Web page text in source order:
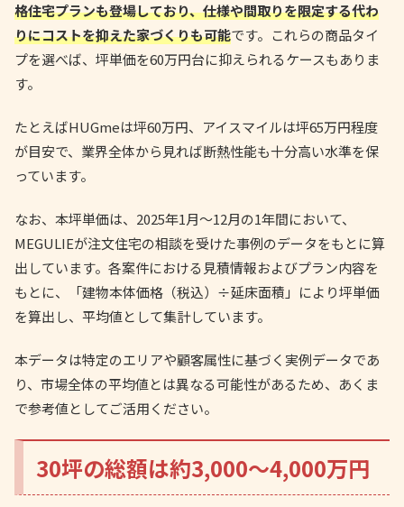
格住宅プランも登場しており、仕様や間取りを限定する代わ
りにコストを抑えた家づくりも可能です。これらの商品タイ
プを選べば、坪単価を60万円台に抑えられるケースもありま
す。
たとえばHUGmeは坪60万円、アイスマイルは坪65万円程度
が目安で、業界全体から見れば断熱性能も十分高い水準を保
っています。
なお、本坪単価は、2025年1月〜12月の1年間において、
MEGULIEが注文住宅の相談を受けた事例のデータをもとに算
出しています。各案件における見積情報およびプラン内容を
もとに、「建物本体価格（税込）÷延床面積」により坪単価
を算出し、平均値として集計しています。
本データは特定のエリアや顧客属性に基づく実例データであ
り、市場全体の平均値とは異なる可能性があるため、あくま
で参考値としてご活用ください。
30坪の総額は約3,000〜4,000万円